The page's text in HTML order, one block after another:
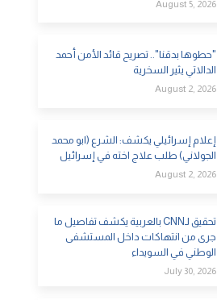
August 5, 2026
"حطوها بدقنا".. تصريح قائد الأمن أحمد
الدالاتي يثير السخرية
August 2, 2026
إعلام إسرائيلي يكشف: الشرع (ابو محمد
الجولاني) طلب علاج اخته في إسرائيل
August 2, 2026
تحقيق لـCNN بالعربية يكشف تفاصيل ما
جرى من انتهاكات داخل المستشفى
الوطني في السويداء
July 30, 2026